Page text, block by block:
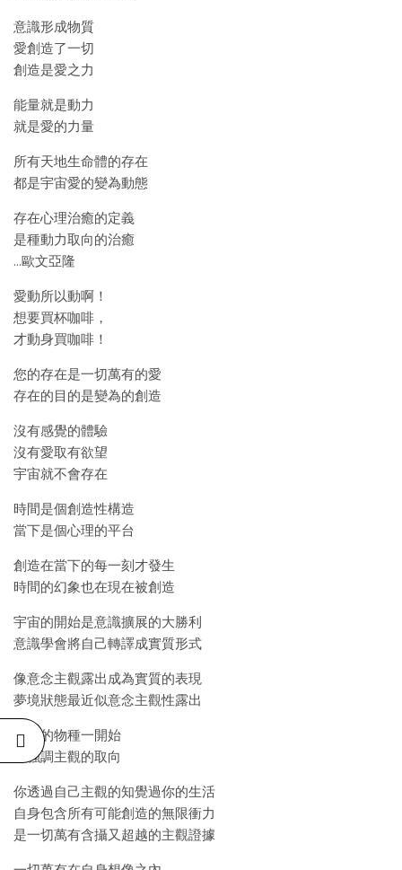
意識形成物質
愛創造了一切
創造是愛之力
能量就是動力
就是愛的力量
所有天地生命體的存在
都是宇宙愛的變為動態
存在心理治癒的定義
是種動力取向的治癒
…歐文亞隆
愛動所以動啊！
想要買杯咖啡，
才動身買咖啡！
您的存在是一切萬有的愛
存在的目的是變為的創造
沒有感覺的體驗
沒有愛取有欲望
宇宙就不會存在
時間是個創造性構造
當下是個心理的平台
創造在當下的每一刻才發生
時間的幻象也在現在被創造
宇宙的開始是意識擴展的大勝利
意識學會將自己轉譯成實質形式
像意念主觀露出成為實質的表現
夢境狀態最近似意念主觀性露出
所有的物種一開始
都強調主觀的取向
你透過自己主觀的知覺過你的生活
自身包含所有可能創造的無限衝力
是一切萬有含攝又超越的主觀證據